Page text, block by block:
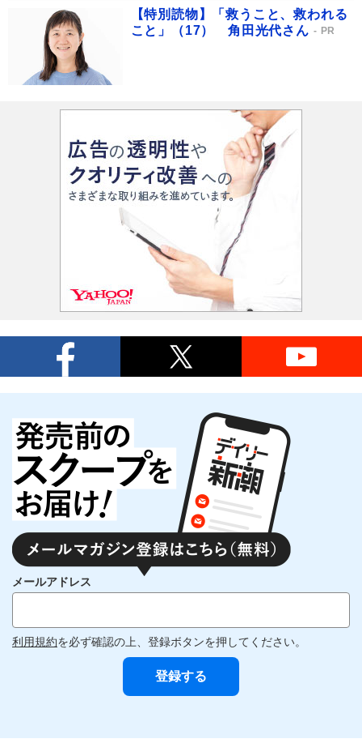
【特別読物】「救うこと、救われる
こと」（17） 角田光代さん
PR
メールアドレス
利用規約を必ず確認の上、登録ボタンを押してください。